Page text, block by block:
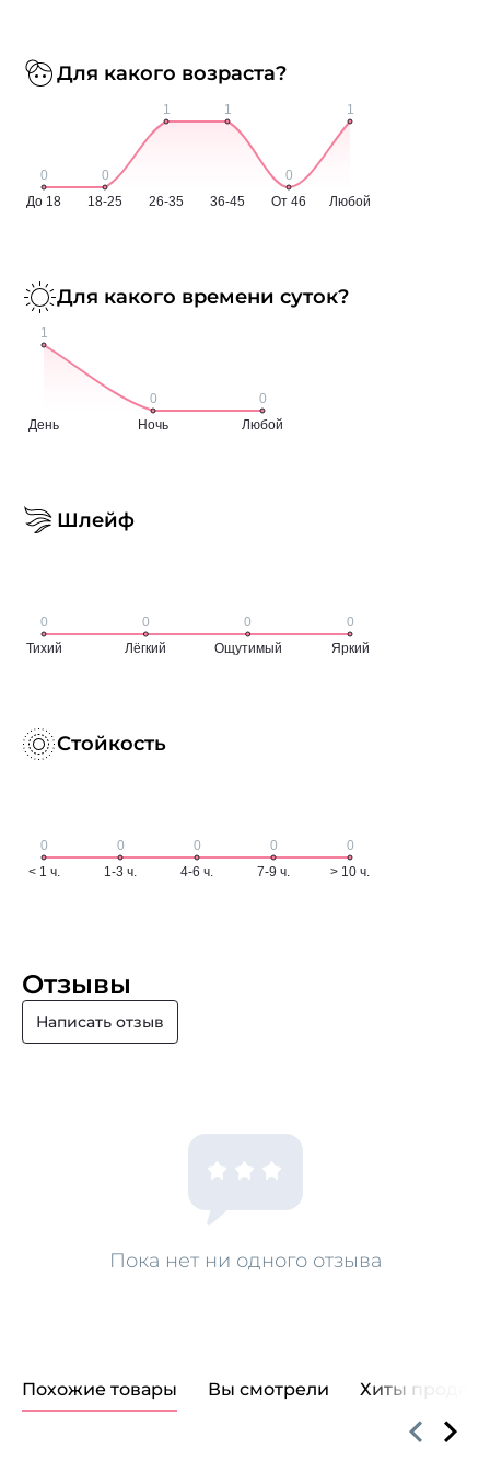
Для какого возраста?
Для какого времени суток?
Шлейф
Стойкость
Отзывы
Написать отзыв
Пока нет ни одного отзыва
Похожие товары Вы смотрели Хиты продаж